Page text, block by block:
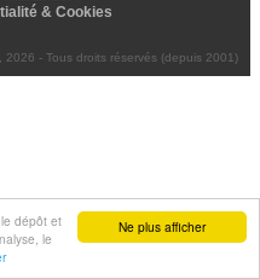
Ne plus afficher
dépôt et
le
& Cookies
2026 - Tous droits réservés (depuis 2001)